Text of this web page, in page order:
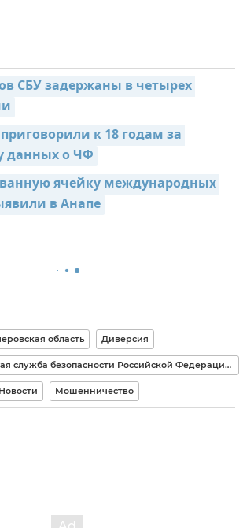
СБУ задержаны в четырех
к 18 годам за
данных о ЧФ
ячейку международных
в Анапе
область Диверсия
ФСБ РФ (Федеральная служба безопасности Российской Федерации)
Новости Мошенничество